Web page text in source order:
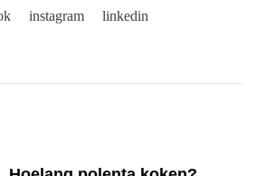
instagram linkedin